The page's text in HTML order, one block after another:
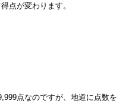
点が変わります。
点なのですが、地道に点数を